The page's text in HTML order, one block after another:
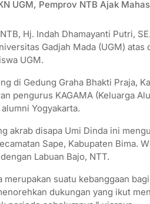
UGM, Pemprov NTB Ajak
Hj. Indah Dhamayanti Putri,
Gadjah Mada (UGM)
UGM.
di Gedung Graha Bhakti Praja,
pengurus KAGAMA (Keluarga
Yogyakarta.
akrab disapa Umi Dinda ini
Sape, Kabupaten Bima.
Labuan Bajo, NTT.
merupakan suatu kebanggaan
dukungan yang ikut